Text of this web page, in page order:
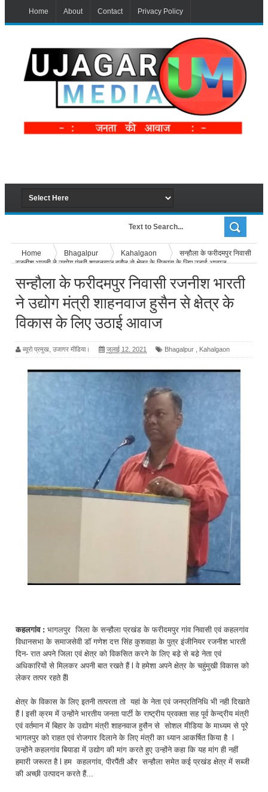
Home About Contact Privacy Policy
Home Bhagalpur Kahalgaon
सन्हौला के फरीदमपुर निवासी
रजनीश भारती ने उद्योग मंत्री शाहनवाज हुसैन से क्षेत्र के विकास के लिए उठाई आवाज
सन्हौला के फरीदमपुर निवासी रजनीश भारती
ने उद्योग मंत्री शाहनवाज हुसैन से क्षेत्र के
विकास के लिए उठाई आवाज
ब्यूरो प्रमुख, उजागर मीडिया। जुलाई 12, 2021 Bhagalpur Kahalgaon
कहलगांव : भागलपुर जिला के सन्हौला प्रखंड के फरीदमपुर गांव निवासी एवं कहलगांव
विधानसभा के समाजसेवी डॉ गणेश दत्त सिंह कुशवाहा के पुत्र इंजीनियर रजनीश भारती
दिन- रात अपने जिला एवं क्षेत्र को विकसित करने के लिए बडे़ से बडे़ नेता एवं
अधिकारियों से मिलकर अपनी बात रखते हैं l वे हमेशा अपने क्षेत्र के चहुंमुखी विकास को
लेकर तत्पर रहते हैंl
क्षेत्र के विकास के लिए इतनी तत्परता तो यहां के नेता एवं जनप्रतिनिधि भी नही दिखाते
हैं l इसी क्रम में उन्होंने भारतीय जनता पार्टी के राष्ट्रीय प्रवक्ता सह पूर्व केन्द्रीय मंत्री
एवं वर्तमान में बिहार के उद्योग मंत्री शाहनवाज हुसैन से सोशल मीडिया के माध्यम से पूरे
भागलपुर को राहत एवं रोजगार दिलाने के लिए मंत्री का ध्यान आकर्षित किया है l
उन्होंने कहलगांव बियाडा में उद्योग की मांग करते हुए उन्होंने कहा कि यह मांग ही नहीं
हमारी जरूरत है l हम कहलगांव, पीरपैंती और सन्हौला समेत कई प्रखंड क्षेत्र में सब्जी
की अच्छी उत्पादन करते हैं...